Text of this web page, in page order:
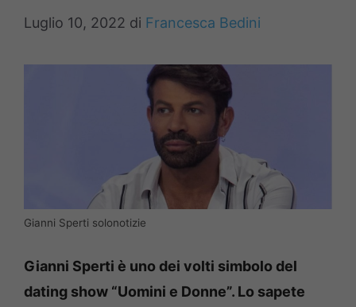
Luglio 10, 2022 di Francesca Bedini
Gianni Sperti solonotizie
Gianni Sperti è uno dei volti simbolo del
dating show “Uomini e Donne”. Lo sapete